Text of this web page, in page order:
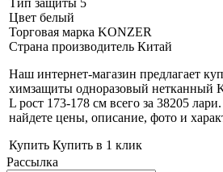
Цвет белый
Торговая марка KONZER
Страна производитель Китай
Наш интернет-магазин предлагает
химзащиты одноразовый нетканный
L рост 173-178 см всего за 38205 лари
найдете цены, описание, фото и
Купить Купить в 1 клик
Рассылка